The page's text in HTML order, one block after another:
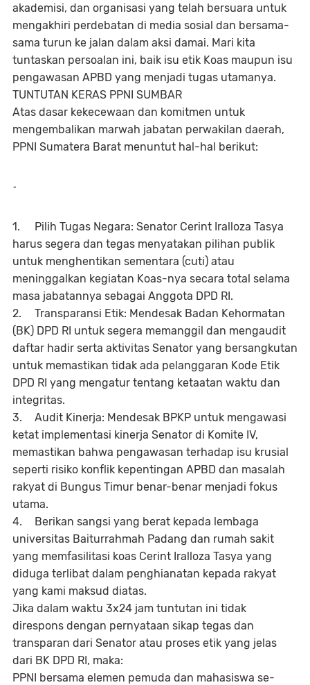
akademisi, dan organisasi yang telah bersuara untuk
mengakhiri perdebatan di media sosial dan bersama-
sama turun ke jalan dalam aksi damai. Mari kita
tuntaskan persoalan ini, baik isu etik Koas maupun isu
pengawasan APBD yang menjadi tugas utamanya.
TUNTUTAN KERAS PPNI SUMBAR
Atas dasar kekecewaan dan komitmen untuk
mengembalikan marwah jabatan perwakilan daerah,
PPNI Sumatera Barat menuntut hal-hal berikut:
-
1.
Pilih Tugas Negara: Senator Cerint Iralloza Tasya
harus segera dan tegas menyatakan pilihan publik
untuk menghentikan sementara (cuti) atau
meninggalkan kegiatan Koas-nya secara total selama
masa jabatannya sebagai Anggota DPD RI.
2.
Transparansi Etik: Mendesak Badan Kehormatan
(BK) DPD RI untuk segera memanggil dan mengaudit
daftar hadir serta aktivitas Senator yang bersangkutan
untuk memastikan tidak ada pelanggaran Kode Etik
DPD RI yang mengatur tentang ketaatan waktu dan
integritas.
3.
Audit Kinerja: Mendesak BPKP untuk mengawasi
ketat implementasi kinerja Senator di Komite IV,
memastikan bahwa pengawasan terhadap isu krusial
seperti risiko konflik kepentingan APBD dan masalah
rakyat di Bungus Timur benar-benar menjadi fokus
utama.
4.
Berikan sangsi yang berat kepada lembaga
universitas Baiturrahmah Padang dan rumah sakit
yang memfasilitasi koas Cerint Iralloza Tasya yang
diduga terlibat dalam penghianatan kepada rakyat
yang kami maksud diatas.
Jika dalam waktu 3x24 jam tuntutan ini tidak
direspons dengan pernyataan sikap tegas dan
transparan dari Senator atau proses etik yang jelas
dari BK DPD RI, maka:
PPNI bersama elemen pemuda dan mahasiswa se-